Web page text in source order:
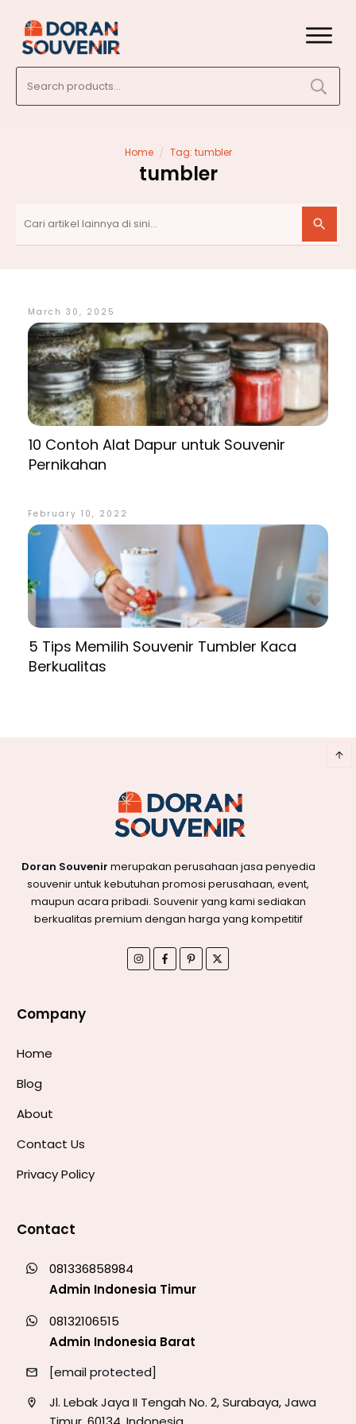
for:
Home / Tag: tumbler
tumbler
March 30, 2025
10 Contoh Alat Dapur untuk Souvenir
Pernikahan
February 10, 2022
5 Tips Memilih Souvenir Tumbler Kaca
Berkualitas
Doran Souvenir merupakan perusahaan jasa penyedia
souvenir untuk kebutuhan promosi perusahaan, event,
maupun acara pribadi. Souvenir yang kami sediakan
berkualitas premium dengan harga yang kompetitif
Company
Home
Blog
About
Contact Us
Privacy Policy
Contact
081336858984
Admin Indonesia Timur
08132106515
Admin Indonesia Barat
[email protected]
Jl. Lebak Jaya II Tengah No. 2, Surabaya, Jawa